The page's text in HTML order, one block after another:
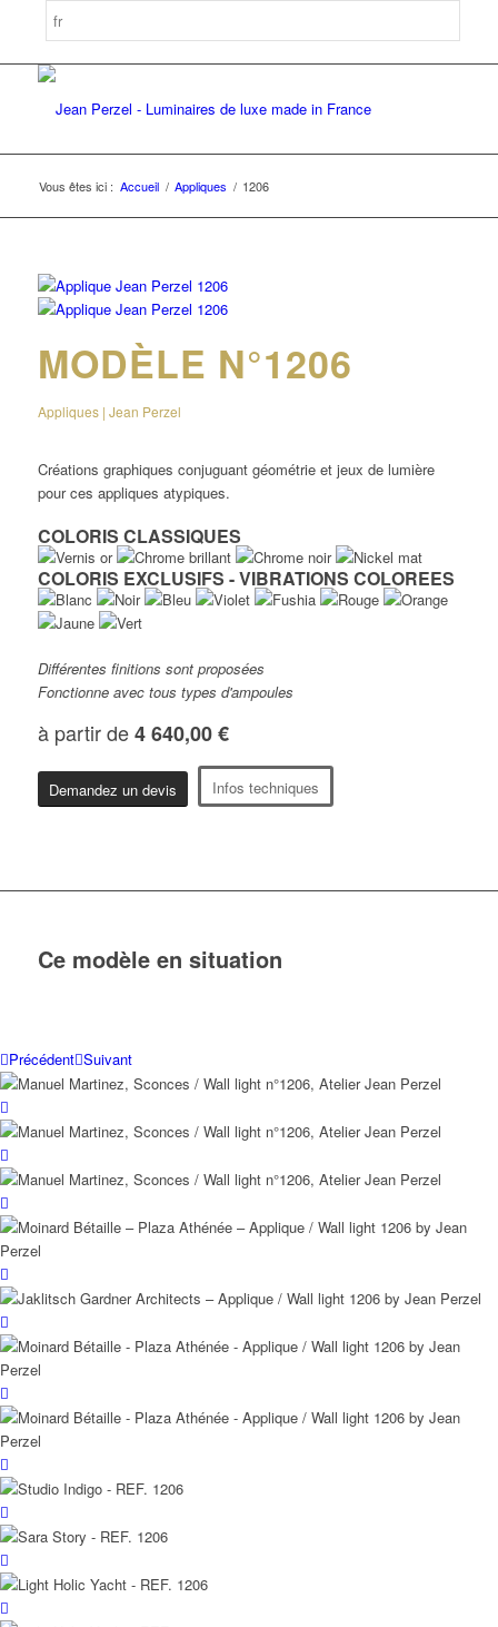
Vous êtes ici : Accueil / Appliques / 1206
MODÈLE N°1206
Appliques | Jean Perzel
Créations graphiques conjuguant géométrie et jeux de lumière
pour ces appliques atypiques.
COLORIS CLASSIQUES
COLORIS EXCLUSIFS - VIBRATIONS COLOREES
Différentes finitions sont proposées
Fonctionne avec tous types d'ampoules
à partir de4 640,00 €
Demandez un devis Infos techniques
Ce modèle en situation
Précédent Suivant